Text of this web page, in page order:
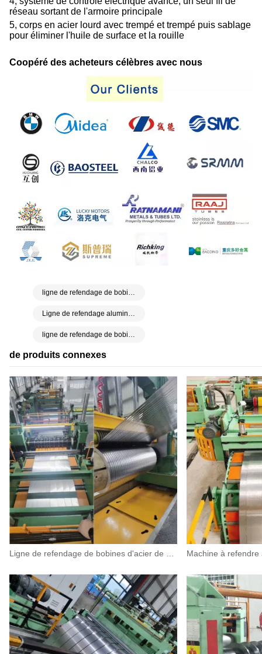
de produits connexes
réseau sortant de l'armoire principale
5, corps en acier lourd avec trempé et trempé puis sablage
pour éliminer l'huile de surface et la rouille
Coopéré des acheteurs célèbres avec nous